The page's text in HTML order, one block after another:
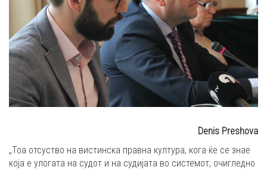
Denis Preshova
„Тоа отсуство на вистинска правна култура, кога ќе се знае
која е улогата на судот и на судијата во системот, очигледно